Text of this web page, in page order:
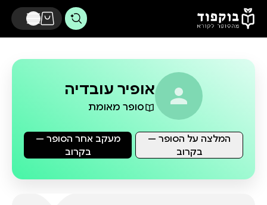
דלג לתוכן הראשי
אופיר עובדיה
סופר מאומת
מעקב אחר הסופר —
בקרוב
המלצה על הסופר —
בקרוב